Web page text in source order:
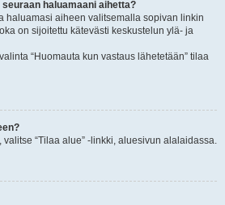
haluamaani aihetta?
haluamasi aiheen valitsemalla sopivan linkin
on sijoitettu kätevästi keskustelun ylä- ja
“Huomauta kun vastaus lähetetään” tilaa
“Tilaa alue” -linkki, aluesivun alalaidassa.